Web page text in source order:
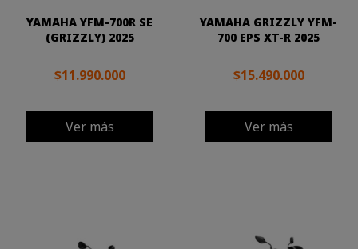
YAMAHA YFM-700R SE
(GRIZZLY) 2025
$11.990.000
Ver más
YAMAHA GRIZZLY YFM-
700 EPS XT-R 2025
$15.490.000
Ver más